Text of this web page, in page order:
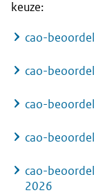
keuze:
cao-
cao-
cao-
cao-
cao-
2026